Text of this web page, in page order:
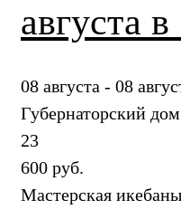
августа
08 августа - 08
Губернаторский
23
600 руб.
Мастерская